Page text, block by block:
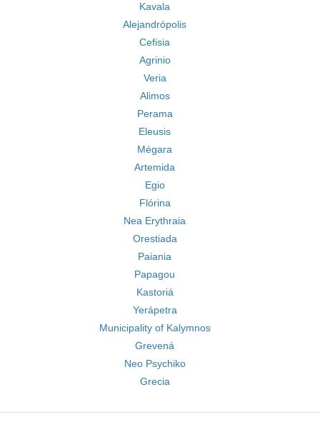
Kavala
Alejandrópolis
Cefisia
Agrinio
Veria
Alimos
Perama
Eleusis
Mégara
Artemida
Egio
Flórina
Nea Erythraia
Orestiada
Paiania
Papagou
Kastoriá
Yerápetra
Municipality of Kalymnos
Grevená
Neo Psychiko
Grecia